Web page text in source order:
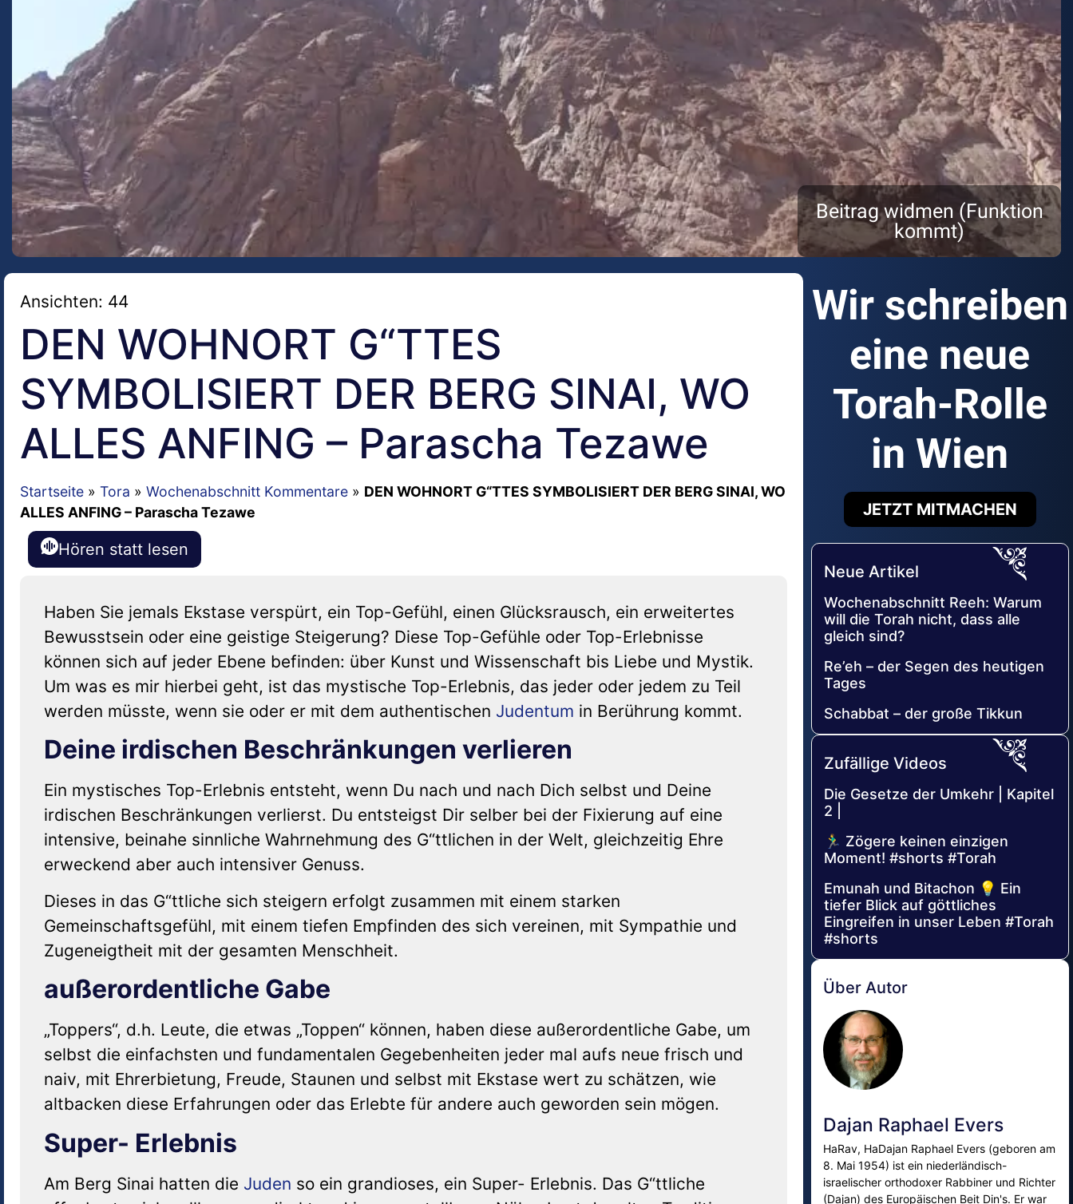
Beitrag widmen (Funktion
kommt)
Ansichten: 44
DEN WOHNORT G“TTES
SYMBOLISIERT DER BERG SINAI, WO
ALLES ANFING – Parascha Tezawe
Startseite » Tora » Wochenabschnitt Kommentare » DEN WOHNORT G“TTES SYMBOLISIERT DER BERG SINAI, WO
ALLES ANFING – Parascha Tezawe
Hören statt lesen
Haben Sie jemals Ekstase verspürt, ein Top-Gefühl, einen Glücksrausch, ein erweitertes
Bewusstsein oder eine geistige Steigerung? Diese Top-Gefühle oder Top-Erlebnisse
können sich auf jeder Ebene befinden: über Kunst und Wissenschaft bis Liebe und Mystik.
Um was es mir hierbei geht, ist das mystische Top-Erlebnis, das jeder oder jedem zu Teil
werden müsste, wenn sie oder er mit dem authentischen Judentum in Berührung kommt.
Deine irdischen Beschränkungen verlieren
Ein mystisches Top-Erlebnis entsteht, wenn Du nach und nach Dich selbst und Deine
irdischen Beschränkungen verlierst. Du entsteigst Dir selber bei der Fixierung auf eine
intensive, beinahe sinnliche Wahrnehmung des G“ttlichen in der Welt, gleichzeitig Ehre
erweckend aber auch intensiver Genuss.
Dieses in das G“ttliche sich steigern erfolgt zusammen mit einem starken
Gemeinschaftsgefühl, mit einem tiefen Empfinden des sich vereinen, mit Sympathie und
Zugeneigtheit mit der gesamten Menschheit.
außerordentliche Gabe
„Toppers“, d.h. Leute, die etwas „Toppen“ können, haben diese außerordentliche Gabe, um
selbst die einfachsten und fundamentalen Gegebenheiten jeder mal aufs neue frisch und
naiv, mit Ehrerbietung, Freude, Staunen und selbst mit Ekstase wert zu schätzen, wie
altbacken diese Erfahrungen oder das Erlebte für andere auch geworden sein mögen.
Super- Erlebnis
Am Berg Sinai hatten die Juden so ein grandioses, ein Super- Erlebnis. Das G“ttliche
Wir schreiben
eine neue
Torah-Rolle
in Wien
JETZT MITMACHEN
Neue Artikel
Wochenabschnitt Reeh: Warum
will die Torah nicht, dass alle
gleich sind?
Re’eh – der Segen des heutigen
Tages
Schabbat – der große Tikkun
Zufällige Videos
Die Gesetze der Umkehr | Kapitel
2 |
🏃‍♂️ Zögere keinen einzigen
Moment! #shorts #Torah
Emunah und Bitachon 💡 Ein
tiefer Blick auf göttliches
Eingreifen in unser Leben #Torah
#shorts
Über Autor
Dajan Raphael Evers
HaRav, HaDajan Raphael Evers (geboren am
8. Mai 1954) ist ein niederländisch-
israelischer orthodoxer Rabbiner und Richter
(Dajan) des Europäischen Beit Din's. Er war